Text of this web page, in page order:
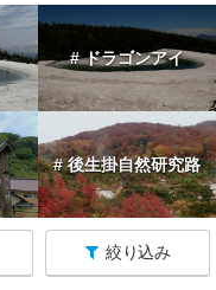
# ドラゴンアイ
# 後生掛自然研究路
絞り込み